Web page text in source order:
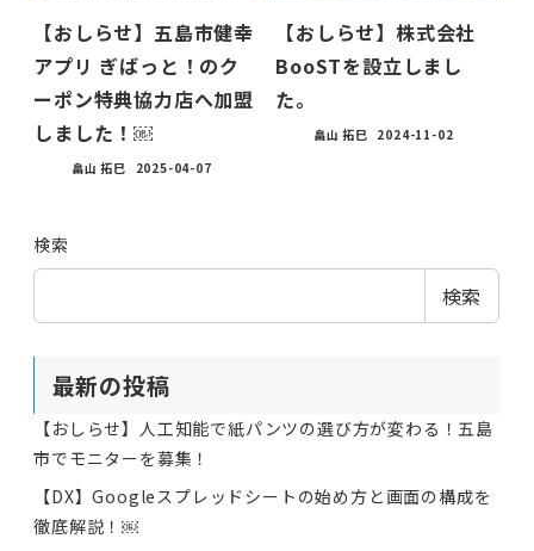
【おしらせ】五島市健幸
アプリ ぎばっと！のク
ーポン特典協力店へ加盟
しました！￼
畠山 拓巳 2025-04-07
【おしらせ】株式会社
BooSTを設立しまし
た。
畠山 拓巳 2024-11-02
検索
検索
最新の投稿
【おしらせ】人工知能で紙パンツの選び方が変わる！五島
市でモニターを募集！
【DX】Googleスプレッドシートの始め方と画面の構成を
徹底解説！￼